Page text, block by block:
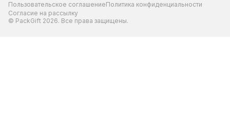
Пользовательское соглашениеПолитика конфиденциальности
Согласие на рассылку
© PackGift 2026. Все права защищены.